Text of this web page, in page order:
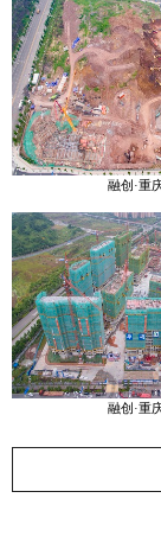
融创·重
融创·重